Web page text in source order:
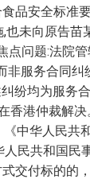
品安全标准
也未向原告苗
点问题:法院
非服务合同纠
纷均为服务合
香港仲裁解决
中华人民共
民共和国民
交付标的的